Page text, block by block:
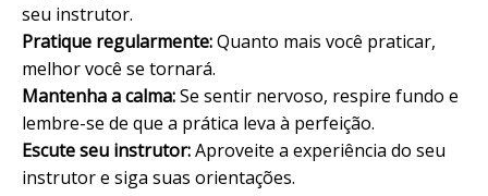
seu instrutor.
Pratique regularmente:Quanto mais você praticar,
melhor você se tornará.
Mantenha a calma:Se sentir nervoso, respire fundo e
lembre-se de que a prática leva à perfeição.
Escute seu instrutor:Aproveite a experiência do seu
instrutor e siga suas orientações.